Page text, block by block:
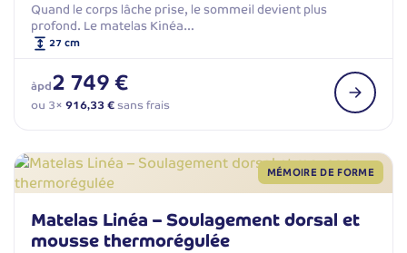
Quand le corps lâche prise, le sommeil devient plus
profond. Le matelas Kinéa…
27 cm
àpd2 749 €
ou 3× 916,33 €sans frais
MÉMOIRE DE FORME
Matelas Linéa – Soulagement dorsal et
mousse thermorégulée